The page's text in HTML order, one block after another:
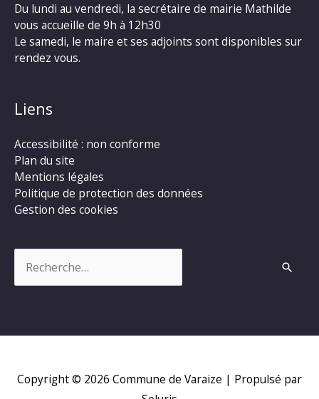
Du lundi au vendredi, la secrétaire de mairie Mathilde
vous accueille de 9h à 12h30
Le samedi, le maire et ses adjoints sont disponibles sur
rendez vous.
Liens
Accessibilité : non conforme
Plan du site
Mentions légales
Politique de protection des données
Gestion des cookies
Copyright © 2026 Commune de Varaize | Propulsé par